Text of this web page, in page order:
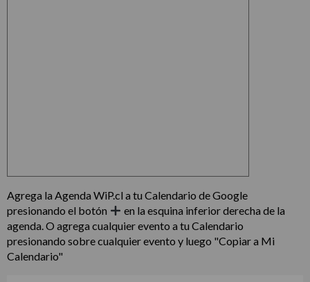
Agrega la Agenda WiP.cl a tu Calendario de Google
presionando el botón
en la esquina inferior derecha de la
agenda. O agrega cualquier evento a tu Calendario
presionando sobre cualquier evento y luego "Copiar a Mi
Calendario"